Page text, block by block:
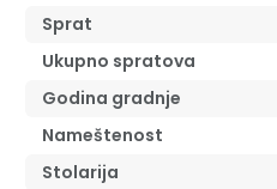
Sprat
Ukupno spratova
Godina gradnje
Nameštenost
Stolarija